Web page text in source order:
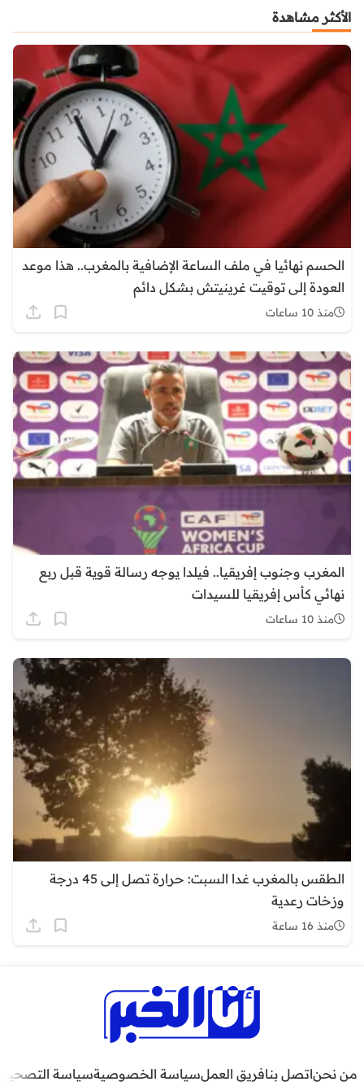
الأكثر مشاهدة
الحسم نهائيا في ملف الساعة الإضافية بالمغرب.. هذا موعد
العودة إلى توقيت غرينيتش بشكل دائم
منذ 10 ساعات
المغرب وجنوب إفريقيا.. فيلدا يوجه رسالة قوية قبل ربع
نهائي كأس إفريقيا للسيدات
منذ 10 ساعات
الطقس بالمغرب غدا السبت: حرارة تصل إلى 45 درجة
وزخات رعدية
منذ 16 ساعة
من نحناتصل بنافريق العملسياسة الخصوصيةسياسة التصحيح